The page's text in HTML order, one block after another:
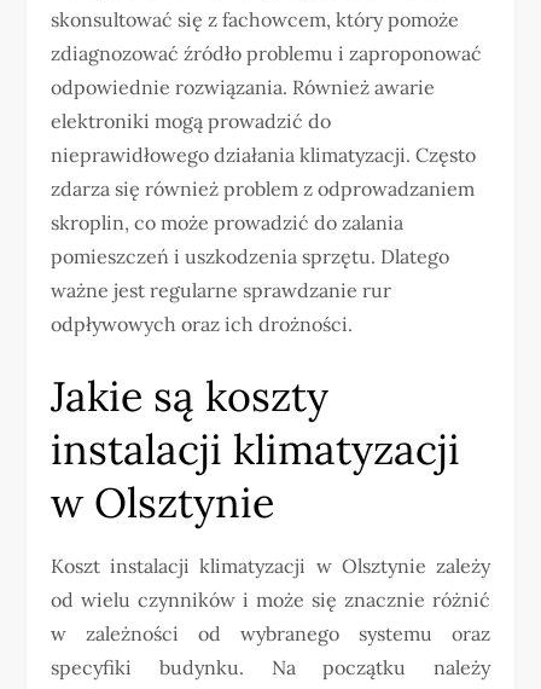
skonsultować się z fachowcem, który pomoże
zdiagnozować źródło problemu i zaproponować
odpowiednie rozwiązania. Również awarie
elektroniki mogą prowadzić do
nieprawidłowego działania klimatyzacji. Często
zdarza się również problem z odprowadzaniem
skroplin, co może prowadzić do zalania
pomieszczeń i uszkodzenia sprzętu. Dlatego
ważne jest regularne sprawdzanie rur
odpływowych oraz ich drożności.
Jakie są koszty
instalacji klimatyzacji
w Olsztynie
Koszt instalacji klimatyzacji w Olsztynie zależy
od wielu czynników i może się znacznie różnić
w zależności od wybranego systemu oraz
specyfiki budynku. Na początku należy